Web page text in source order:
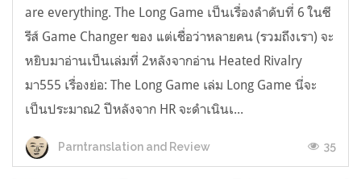
are everything. The Long Game เป็นเรื่องลำดับที่ 6 ในซี
รีส์ Game Changer ของ แต่เชื่อว่าหลายคน (รวมถึงเรา) จะ
หยิบมาอ่านเป็นเล่มที่ 2หลังจากอ่าน Heated Rivalry
มา555 เรื่องย่อ: The Long Game เล่ม Long Game นี่จะ
เป็นประมาณ2 ปีหลังจาก HR จะดำเนินเ...
Parntranslation and Review 35